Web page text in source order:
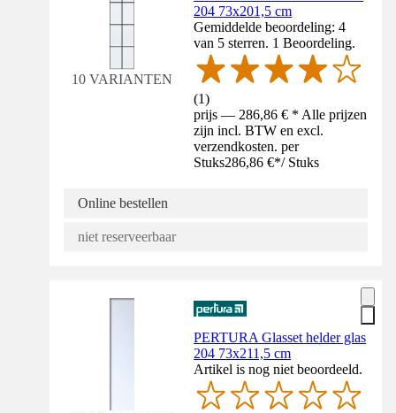
10 VARIANTEN
204 73x201,5 cm
Gemiddelde beoordeling: 4
van 5 sterren. 1 Beoordeling.
(1)
prijs — 286,86 € * Alle prijzen
zijn incl. BTW en excl.
verzendkosten. per
Stuks286,86 €*/ Stuks
Online bestellen
niet reserveerbaar
PERTURA Glasset helder glas
204 73x211,5 cm
Artikel is nog niet beoordeeld.